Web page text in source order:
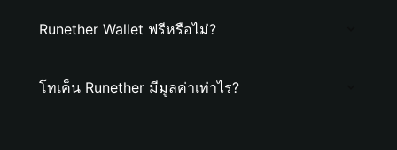
Runether Wallet ฟรีหรือไม่?
โทเค็น Runether มีมูลค่าเท่าไร?